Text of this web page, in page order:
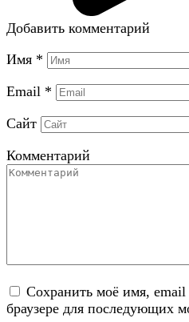
Добавить комментарий
Имя *
Email *
Сайт
Комментарий
Сохранить моё имя, email
браузере для последующих